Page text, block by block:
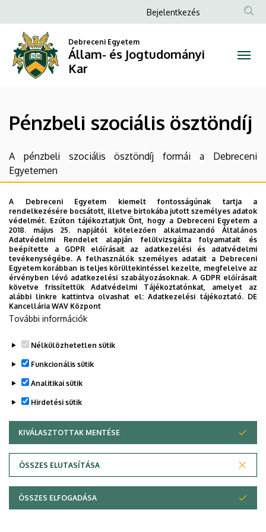
szociális
ösztöndíj
Állam-
és
Jogtudományi
Kar
a
tartalomra
Anonim
fiók
menüje
Bejelentkezés
Debreceni Egyetem
Állam- és Jogtudományi
Kar
Pénzbeli szociális ösztöndíj
A pénzbeli szociális ösztöndíj formái a Debreceni
Egyetemen
rendkívüli (egyszeri) szociális ösztöndíj,
Bursa Hungarica Felsőoktatási Önkormányzati
Ösztöndíj intézményi része.
Pénzbeli szociális ösztöndíj részletes szabályozását a
Debreceni Egyetem Hallgatói Térítési és Juttatási
Szabályzatatartalmazza.
Adatvédelem
Copyright © 2026 Unideb
A Debreceni Egyetem kiemelt fontosságúnak tartja a
rendelkezésére bocsátott, illetve birtokába jutott személyes adatok
védelmét. Ezúton tájékoztatjuk Önt, hogy a Debreceni Egyetem a
2018. május 25. napjától kötelezően alkalmazandó Általános
Adatvédelmi Rendelet alapján felülvizsgálta folyamatait és
beépítette a GDPR előírásait az adatkezelési és adatvédelmi
tevékenységébe. A felhasználók személyes adatait a Debreceni
Egyetem korábban is teljes körültekintéssel kezelte, megfelelve az
érvényben lévő adatkezelési szabályozásoknak. A GDPR előírásait
követve frissítettük Adatvédelmi Tájékoztatónkat, amelyet az
alábbi linkre kattintva olvashat el:Adatkezelési tájékoztató. DE
Kancellária WAV Központ
További információk
Nélkülözhetetlen sütik
Funkcionális sütik
Analitikai sütik
Hirdetési sütik
KIVÁLASZTOTTAK MENTÉSE
ÖSSZES ELUTASÍTÁSA
WITHDRAW CONSENT
ÖSSZES ELFOGADÁSA